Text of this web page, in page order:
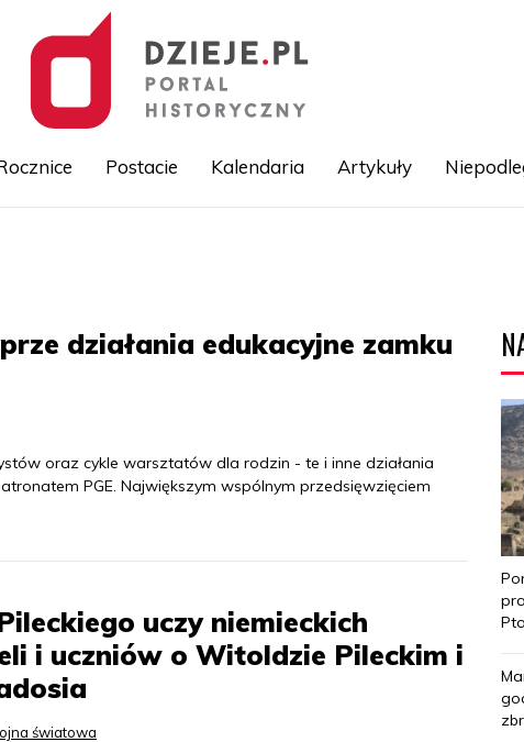
Postacie Kalendaria Artykuły
działania edukacyjne zamku
oraz cykle warsztatów dla rodzin - te i inne działania
PGE. Największym wspólnym przedsięwzięciem
uczy niemieckich
i uczniów o Witoldzie Pileckim i
światowa